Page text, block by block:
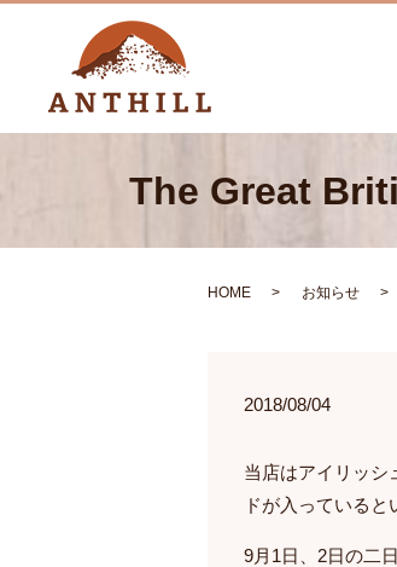
The Great
HOME お知らせ
2018/08/04
当店はアイリッシ
ドが入っている
9月1日、2日の二